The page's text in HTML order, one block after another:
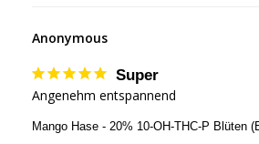
Anonymous
Super
Angenehm entspannend
Mango Hase - 20% 10-OH-THC-P Blüten